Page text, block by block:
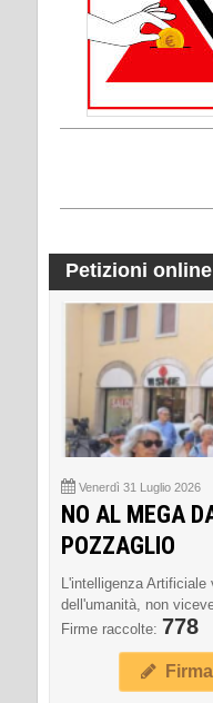
Petizioni online
Venerdì 31 Luglio 2026
NO AL MEGA
POZZAGLIO
L'intelligenza
dell'umanità, non
Firme raccolte: 778
Firma